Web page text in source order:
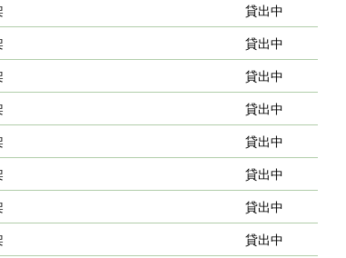
貸出中
貸出中
貸出中
貸出中
貸出中
貸出中
貸出中
貸出中